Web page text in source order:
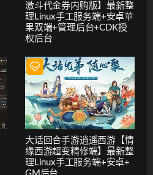
激斗代金券内购版】最新整
理Linux手工服务端+安卓苹
果双端+管理后台+CDK授
权后台
大话回合手游逍遥西游【情
缘西游超变精修端】最新整
理Linux手工服务端+安卓+